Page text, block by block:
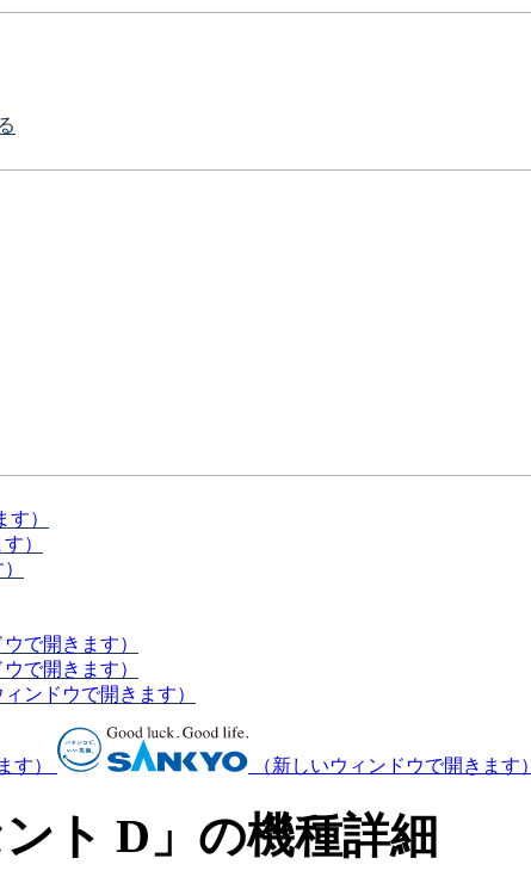
）
）
で開きます）
で開きます）
ィンドウで開きます）
す） （新しいウィンドウで開きます）
ト D」の機種詳細